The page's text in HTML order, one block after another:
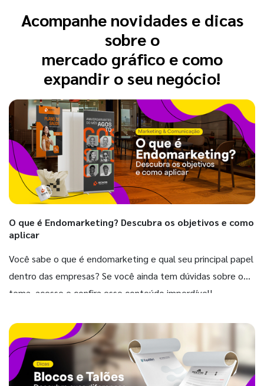
Acompanhe novidades e dicas
sobre o
mercado gráfico e como
expandir o seu negócio!
O que é Endomarketing? Descubra os objetivos e como
aplicar
Você sabe o que é endomarketing e qual seu principal papel
dentro das empresas? Se você ainda tem dúvidas sobre o
tema, acesse e confira esse conteúdo imperdível!